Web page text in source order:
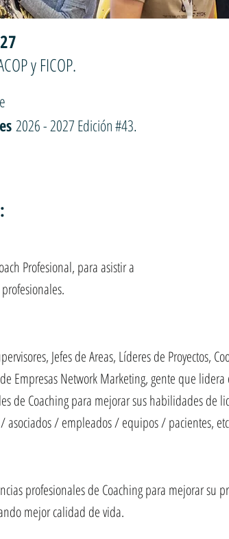
y FICOP.
2026 - 2027 Edición #43.
Profesional, para asistir a
Jefes de Areas, Líderes de Proyectos,
Empresas Network Marketing, gente que
de Coaching para mejorar sus habilidades de
asociados / empleados / equipos / pacientes,
profesionales de Coaching para mejorar su
mejor calidad de vida.